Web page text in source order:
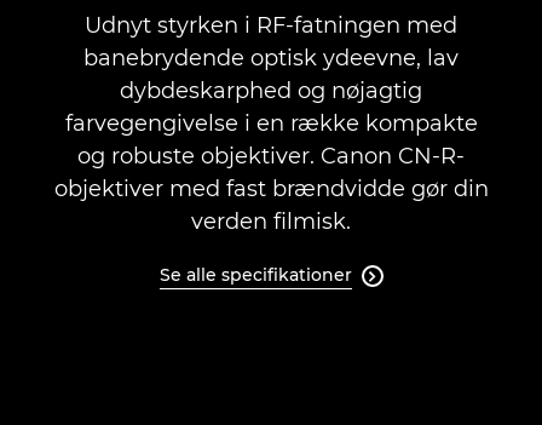
SupportUdnyt styrken i RF-fatningen med
banebrydende optisk ydeevne, lav
dybdeskarphed og nøjagtig
farvegengivelse i en række kompakte
og robuste objektiver. Canon CN-R-
objektiver med fast brændvidde gør din
verden filmisk.
Se alle specifikationer 